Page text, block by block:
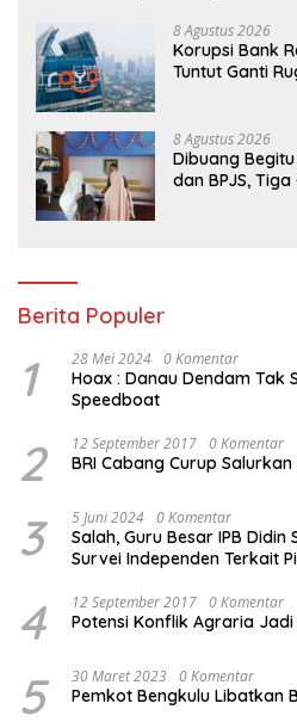
8 Agustus 2026
Korupsi Bank
Tuntut Ganti
8 Agustus 2026
Dibuang
dan BPJS,
Berita Populer
1 28 Mei 2024 0 Komentar
Hoax : Danau Dendam Tak
Speedboat
2 12 September 2017 0 Komentar
BRI Cabang Curup Salurkan
3 5 Juni 2024 0 Komentar
Salah, Guru Besar IPB
Survei Independen Terkait
4 12 September 2017 0 Komentar
Potensi Konflik Agraria Jadi
5 30 Maret 2023 0 Komentar
Pemkot Bengkulu Libatkan